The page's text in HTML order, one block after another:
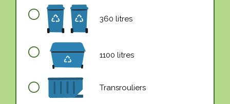
360 litres
1100 litres
Transrouliers